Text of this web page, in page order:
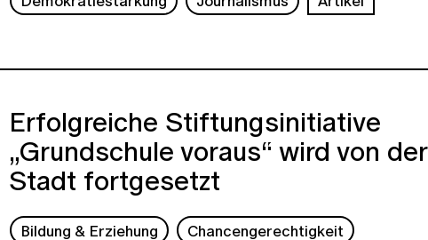
Erfolgreiche Stiftungsinitiative
„Grundschule voraus“ wird von der
Stadt fortgesetzt
Bildung & Erziehung
Chancengerechtigkeit